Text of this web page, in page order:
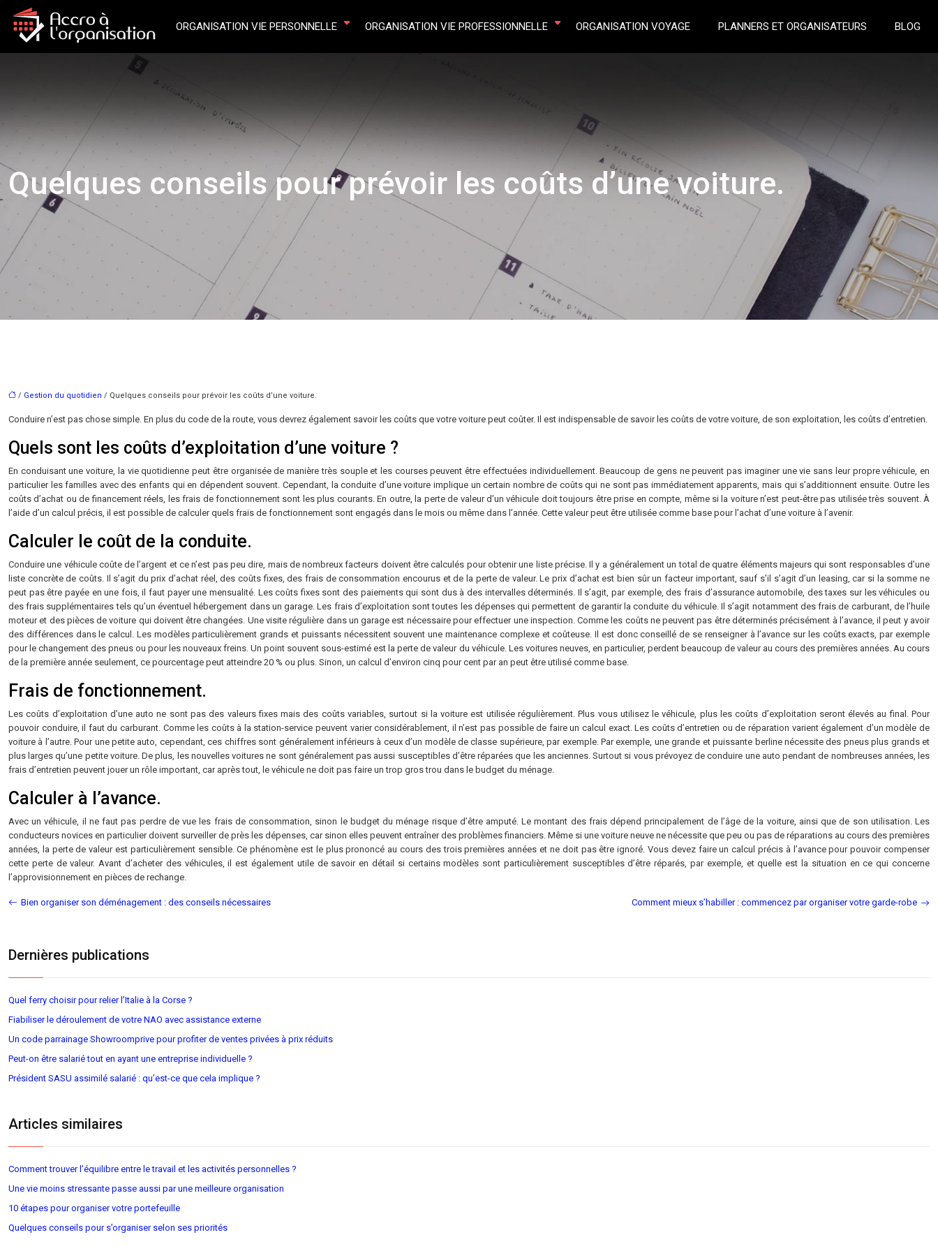
ORGANISATION VIE PERSONNELLE ORGANISATION VIE PROFESSIONNELLE ORGANISATION VOYAGE PLANNERS ET ORGANISATEURS BLOG
Quelques conseils pour prévoir les coûts d’une voiture.
/ Gestion du quotidien / Quelques conseils pour prévoir les coûts d’une voiture.
Conduire n’est pas chose simple. En plus du code de la route, vous devrez également savoir les coûts que votre voiture peut coûter. Il est indispensable de savoir les coûts de votre voiture, de son exploitation, les coûts d’entretien.
Quels sont les coûts d’exploitation d’une voiture ?
En conduisant une voiture, la vie quotidienne peut être organisée de manière très souple et les courses peuvent être effectuées individuellement. Beaucoup de gens ne peuvent pas imaginer une vie sans leur propre véhicule, en
particulier les familles avec des enfants qui en dépendent souvent. Cependant, la conduite d’une voiture implique un certain nombre de coûts qui ne sont pas immédiatement apparents, mais qui s’additionnent ensuite. Outre les
coûts d’achat ou de financement réels, les frais de fonctionnement sont les plus courants. En outre, la perte de valeur d’un véhicule doit toujours être prise en compte, même si la voiture n’est peut-être pas utilisée très souvent. À
l’aide d’un calcul précis, il est possible de calculer quels frais de fonctionnement sont engagés dans le mois ou même dans l’année. Cette valeur peut être utilisée comme base pour l’achat d’une voiture à l’avenir.
Calculer le coût de la conduite.
Conduire une véhicule coûte de l’argent et ce n’est pas peu dire, mais de nombreux facteurs doivent être calculés pour obtenir une liste précise. Il y a généralement un total de quatre éléments majeurs qui sont responsables d’une
liste concrète de coûts. Il s’agit du prix d’achat réel, des coûts fixes, des frais de consommation encourus et de la perte de valeur. Le prix d’achat est bien sûr un facteur important, sauf s’il s’agit d’un leasing, car si la somme ne
peut pas être payée en une fois, il faut payer une mensualité. Les coûts fixes sont des paiements qui sont dus à des intervalles déterminés. Il s’agit, par exemple, des frais d’assurance automobile, des taxes sur les véhicules ou
des frais supplémentaires tels qu’un éventuel hébergement dans un garage. Les frais d’exploitation sont toutes les dépenses qui permettent de garantir la conduite du véhicule. Il s’agit notamment des frais de carburant, de l’huile
moteur et des pièces de voiture qui doivent être changées. Une visite régulière dans un garage est nécessaire pour effectuer une inspection. Comme les coûts ne peuvent pas être déterminés précisément à l’avance, il peut y avoir
des différences dans le calcul. Les modèles particulièrement grands et puissants nécessitent souvent une maintenance complexe et coûteuse. Il est donc conseillé de se renseigner à l’avance sur les coûts exacts, par exemple
pour le changement des pneus ou pour les nouveaux freins. Un point souvent sous-estimé est la perte de valeur du véhicule. Les voitures neuves, en particulier, perdent beaucoup de valeur au cours des premières années. Au cours
de la première année seulement, ce pourcentage peut atteindre 20 % ou plus. Sinon, un calcul d’environ cinq pour cent par an peut être utilisé comme base.
Frais de fonctionnement.
Les coûts d’exploitation d’une auto ne sont pas des valeurs fixes mais des coûts variables, surtout si la voiture est utilisée régulièrement. Plus vous utilisez le véhicule, plus les coûts d’exploitation seront élevés au final. Pour
pouvoir conduire, il faut du carburant. Comme les coûts à la station-service peuvent varier considérablement, il n’est pas possible de faire un calcul exact. Les coûts d’entretien ou de réparation varient également d’un modèle de
voiture à l’autre. Pour une petite auto, cependant, ces chiffres sont généralement inférieurs à ceux d’un modèle de classe supérieure, par exemple. Par exemple, une grande et puissante berline nécessite des pneus plus grands et
plus larges qu’une petite voiture. De plus, les nouvelles voitures ne sont généralement pas aussi susceptibles d’être réparées que les anciennes. Surtout si vous prévoyez de conduire une auto pendant de nombreuses années, les
frais d’entretien peuvent jouer un rôle important, car après tout, le véhicule ne doit pas faire un trop gros trou dans le budget du ménage.
Calculer à l’avance.
Avec un véhicule, il ne faut pas perdre de vue les frais de consommation, sinon le budget du ménage risque d’être amputé. Le montant des frais dépend principalement de l’âge de la voiture, ainsi que de son utilisation. Les
conducteurs novices en particulier doivent surveiller de près les dépenses, car sinon elles peuvent entraîner des problèmes financiers. Même si une voiture neuve ne nécessite que peu ou pas de réparations au cours des premières
années, la perte de valeur est particulièrement sensible. Ce phénomène est le plus prononcé au cours des trois premières années et ne doit pas être ignoré. Vous devez faire un calcul précis à l’avance pour pouvoir compenser
cette perte de valeur. Avant d’acheter des véhicules, il est également utile de savoir en détail si certains modèles sont particulièrement susceptibles d’être réparés, par exemple, et quelle est la situation en ce qui concerne
l’approvisionnement en pièces de rechange.
Bien organiser son déménagement : des conseils nécessaires Comment mieux s’habiller : commencez par organiser votre garde-robe
Dernières publications
Quel ferry choisir pour relier l’Italie à la Corse ?
Fiabiliser le déroulement de votre NAO avec assistance externe
Un code parrainage Showroomprive pour profiter de ventes privées à prix réduits
Peut-on être salarié tout en ayant une entreprise individuelle ?
Président SASU assimilé salarié : qu’est-ce que cela implique ?
Articles similaires
Comment trouver l’équilibre entre le travail et les activités personnelles ?
Une vie moins stressante passe aussi par une meilleure organisation
10 étapes pour organiser votre portefeuille
Quelques conseils pour s’organiser selon ses priorités